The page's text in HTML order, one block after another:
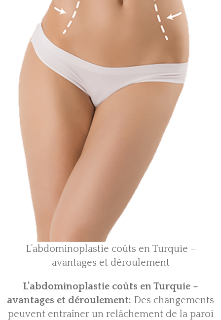
L’abdominoplastie coûts en Turquie –
avantages et déroulement
L’abdominoplastie coûts en Turquie –
avantages et déroulement: Des changements
peuvent entraîner un relâchement de la paroi